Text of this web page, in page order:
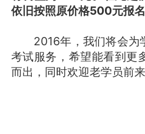
依旧按照原价格500元报名
2016年，我们将会为
考试服务，希望能看到更
而出，同时欢迎老学员前